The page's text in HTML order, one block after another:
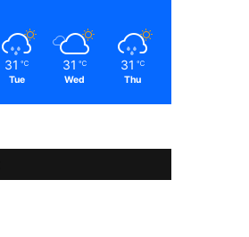
31 ℃
Tue
31 ℃
Wed
31 ℃
Thu